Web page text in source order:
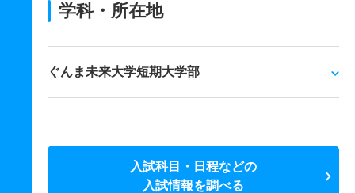
学科・所在地
ぐんま未来大学短期大学部
入試科目・日程などの
入試情報を調べる